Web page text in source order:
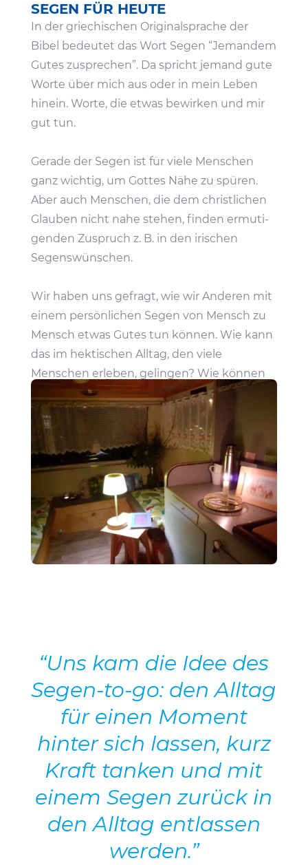
SEGEN FÜR HEUTE
In der grie­chi­schen Origi­nal­sprache der
Bibel bedeutet das Wort Segen “Jemandem
Gutes zuspre­chen”. Da spricht jemand gute
Worte über mich aus oder in mein Leben
hinein. Worte, die etwas bewirken und mir
gut tun.
Gerade der Segen ist für viele Menschen
ganz wichtig, um Gottes Nähe zu spüren.
Aber auch Menschen, die dem christ­li­chen
Glauben nicht nahe stehen, finden ermu­ti­
genden Zuspruch z. B. in den irischen
Segenswünschen.
Wir haben uns gefragt, wie wir Anderen mit
einem persön­li­chen Segen von Mensch zu
Mensch etwas Gutes tun können. Wie kann
das im hekti­schen Alltag, den viele
Menschen erleben, gelingen? Wie können
wir die Menschen unkom­pli­ziert erreichen?
“Uns kam die Idee des
Segen-to-go: den Alltag
für einen Moment
hinter sich lassen, kurz
Kraft tanken und mit
einem Segen zurück in
den Alltag entlassen
werden.”